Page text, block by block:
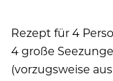
Rezept für 4
4 große
(vorzugsweise